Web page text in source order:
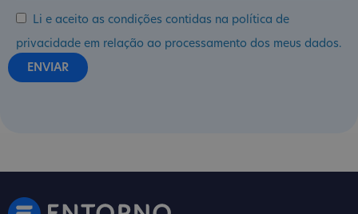
Li e aceito as condições contidas na política de
privacidade em relação ao processamento dos meus dados.